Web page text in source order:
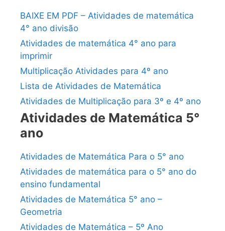
BAIXE EM PDF – Atividades de matemática
4° ano divisão
Atividades de matemática 4° ano para
imprimir
Multiplicação Atividades para 4º ano
Lista de Atividades de Matemática
Atividades de Multiplicação para 3º e 4º ano
Atividades de Matemática 5°
ano
Atividades de Matemática Para o 5° ano
Atividades de matemática para o 5° ano do
ensino fundamental
Atividades de Matemática 5° ano –
Geometria
Atividades de Matemática – 5º Ano